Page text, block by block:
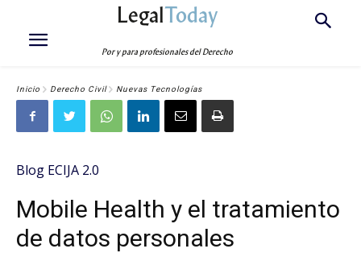
LegalToday
Por y para profesionales del Derecho
Inicio Derecho Civil Nuevas Tecnologías
Blog ECIJA 2.0
Mobile Health y el tratamiento
de datos personales